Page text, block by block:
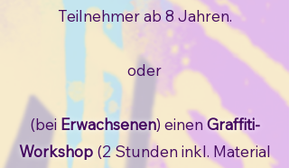
Teilnehmer ab 8 Jahren.
oder
(bei Erwachsenen) einenGraffiti-
Workshop(2 Stunden inkl. Material